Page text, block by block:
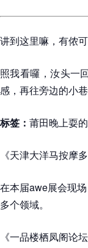
讲到这里嘛，有侬
照我看囉，汝头一
感，再往旁边的小
标签： 莆田晚上耍
《天津大洋马按摩
在本届awe展会现
多个领域。
《一品楼栖凤阁论坛